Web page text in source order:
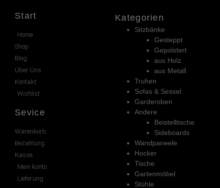
Start
Home
Shop
Blog
Über Uns
Kontakt
Wishlist
Sevice
Warenkorb
Bezahlung
Kasse
Mein konto
Lieferung
Kategorien
Sitzbänke
Gesteppt
Gepolstert
aus Holz
aus Metall
Truhen
Sofas & Sessel
Garderoben
Andere
Beistelltische
Sideboards
Wandpaneele
Hocker
Tische
Gartenmöbel
Stühle